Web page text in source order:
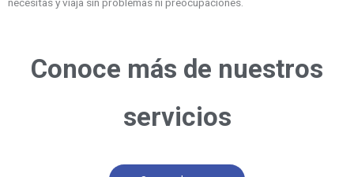
Conoce más de nuestros
servicios